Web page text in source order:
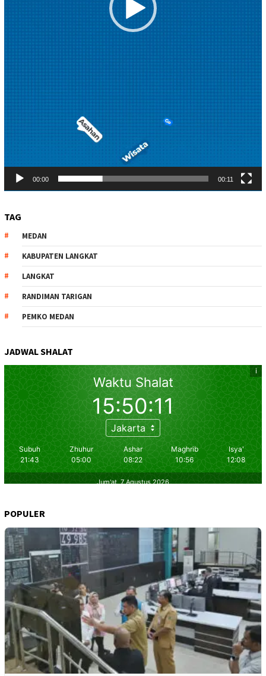
00:00 00:11
TAG
MEDAN
KABUPATEN LANGKAT
LANGKAT
RANDIMAN TARIGAN
PEMKO MEDAN
JADWAL SHALAT
POPULER